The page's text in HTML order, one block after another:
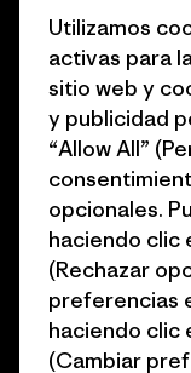
Business Unusual
Objetivos
1% for the Planet
Cómo financiamos
Tarjetas regalo
Encuentra una
Utilizamos
activas para
sitio web y
y publicidad
“Allow All”
opcionales.
haciendo clic
(Rechazar
preferencias
haciendo clic
(Cambiar